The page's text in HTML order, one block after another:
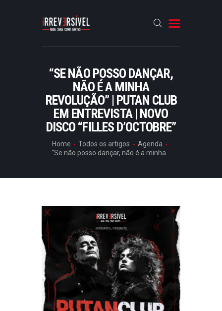
“SE NÃO POSSO DANÇAR,
NÃO É A MINHA
REVOLUÇÃO” | PUTAN CLUB
EM ENTREVISTA | NOVO
DISCO “FILLES D’OCTOBRE”
Home Todos os artigos
Agenda
“Se não posso dançar, não é a minha...
HOME
CRÓNICAS
ENTREVISTAS
RUBRICAS
ARTIGOS